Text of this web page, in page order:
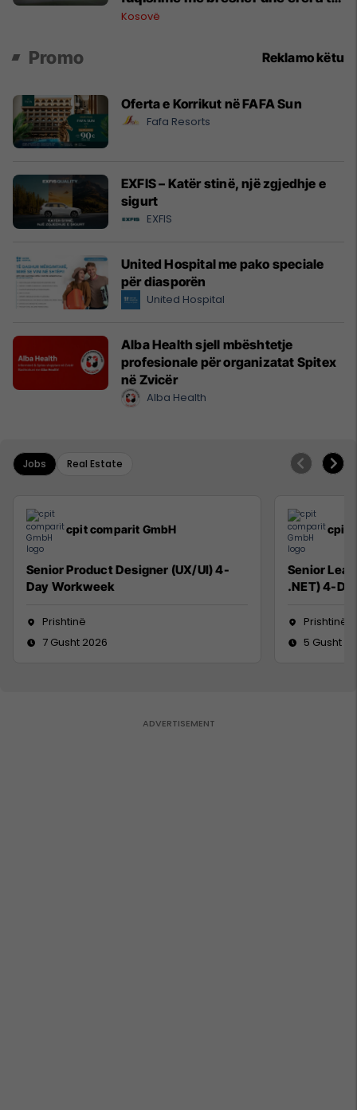
forta
Kosovë
Promo Reklamo këtu
Oferta e Korrikut në FAFA Sun
Fafa Resorts
EXFIS – Katër stinë, një zgjedhje e
sigurt
EXFIS
United Hospital me pako speciale
për diasporën
United Hospital
Alba Health sjell mbështetje
profesionale për organizatat Spitex
në Zvicër
Alba Health
Jobs Real Estate
cpit comparit GmbH
Senior Product Designer (UX/UI) 4-
Day Workweek
Prishtinë
7 Gusht 2026
cpit
Senior
.NET) 4-
Prishtinë
5 Gusht